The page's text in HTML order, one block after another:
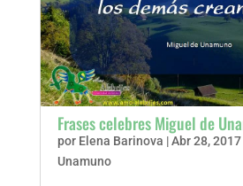
Frases celebres Miguel de
por Elena Barinova |Abr 28, 2017
Unamuno